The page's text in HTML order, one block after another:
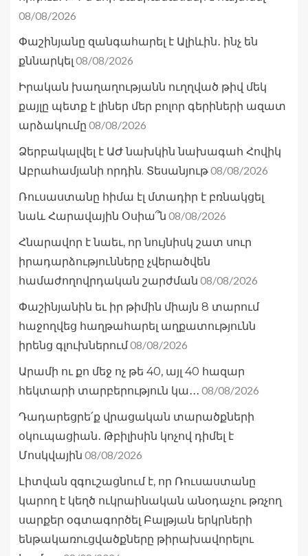
08/08/2026
Փաշինյանը զանգահարել է Ալիևին․ ինչ են
քննարկել 08/08/2026
Իրական խաղաղությանն ուղղված թիվ մեկ
քայլը պետք է լիներ մեր բոլոր գերիների ազատ
արձակումը 08/08/2026
Ձերբակալվել է ԱԺ նախկին նախագահ Հովիկ
Աբրահամյանի որդին. Տեսանյութ08/08/2026
Ռուսաստանը հիմա էլ մտադիր է բռնակցել
նաև Հարավային Օսիա՞ն 08/08/2026
Հնարավոր է նաեւ, որ նույնիսկ շատ սուր
իրադարձությունները չվերածվեն
համաժողովրդական շարժման 08/08/2026
Փաշինյանին եւ իր թիմին միայն 8 տարում
հաջողվեց հաղթահարել աղքատությունն
իրենց գլուխներում08/08/2026
Արամի ու քո մեջ ոչ թե 40, այլ 40 հազար
հեկտարի տարբերություն կա․․․ 08/08/2026
Դադարեցրե՛ք վրացական տարածքների
օկուպացիան․ Թբիլիսին կոչով դիմել է
Մոսկվային 08/08/2026
Լիտվան զգուշացնում է, որ Ռուսաստանը
կարող է կեղծ ուկրաինական անօդաչու թռչող
սարքեր օգտագործել Բալթյան երկրների
ենթակառուցվածքները թիրախավորելու